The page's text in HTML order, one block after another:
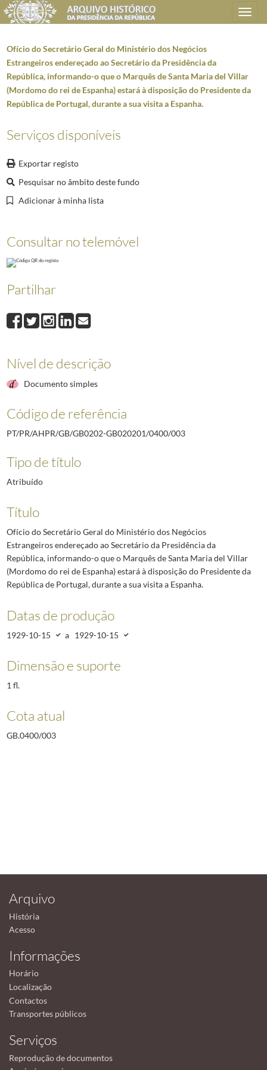
Toggle
navigation
Plano de classificação
Presidência da República
GB0202Deslocações oficiais do Presidente da República
0400Viagem oficial do Presidente da República, Óscar Carmona, a Espanha,
001Composição da comitiva que acompanhou o Presidente da República,
002Ofício (minuta) do Secretário Geral da Presidência da República
005
Minuta de ofício assinada pelo Secretário-Geral da Presidência da
Ofício do Secretário Geral do Ministério dos Negócios
Estrangeiros endereçado ao Secretário da Presidência da
República, informando-o que o Marquês de Santa Maria del Villar
(Mordomo do rei de Espanha) estará à disposição do Presidente da
República de Portugal, durante a sua visita a Espanha.
Serviços disponíveis
Exportar registo
Pesquisar no âmbito deste fundo
Adicionar à minha lista
Consultar no telemóvel
Partilhar
Nível de descrição
Documento simples
Código de referência
PT/PR/AHPR/GB/GB0202-GB020201/0400/003
Tipo de título
Atribuído
Título
Ofício do Secretário Geral do Ministério dos Negócios
Estrangeiros endereçado ao Secretário da Presidência da
República, informando-o que o Marquês de Santa Maria del Villar
(Mordomo do rei de Espanha) estará à disposição do Presidente da
República de Portugal, durante a sua visita a Espanha.
Datas de produção
1929-10-15 a 1929-10-15
Dimensão e suporte
1 fl.
Cota atual
GB.0400/003
Arquivo
História
Acesso
Informações
Horário
Localização
Contactos
Transportes públicos
Serviços
Reprodução de documentos